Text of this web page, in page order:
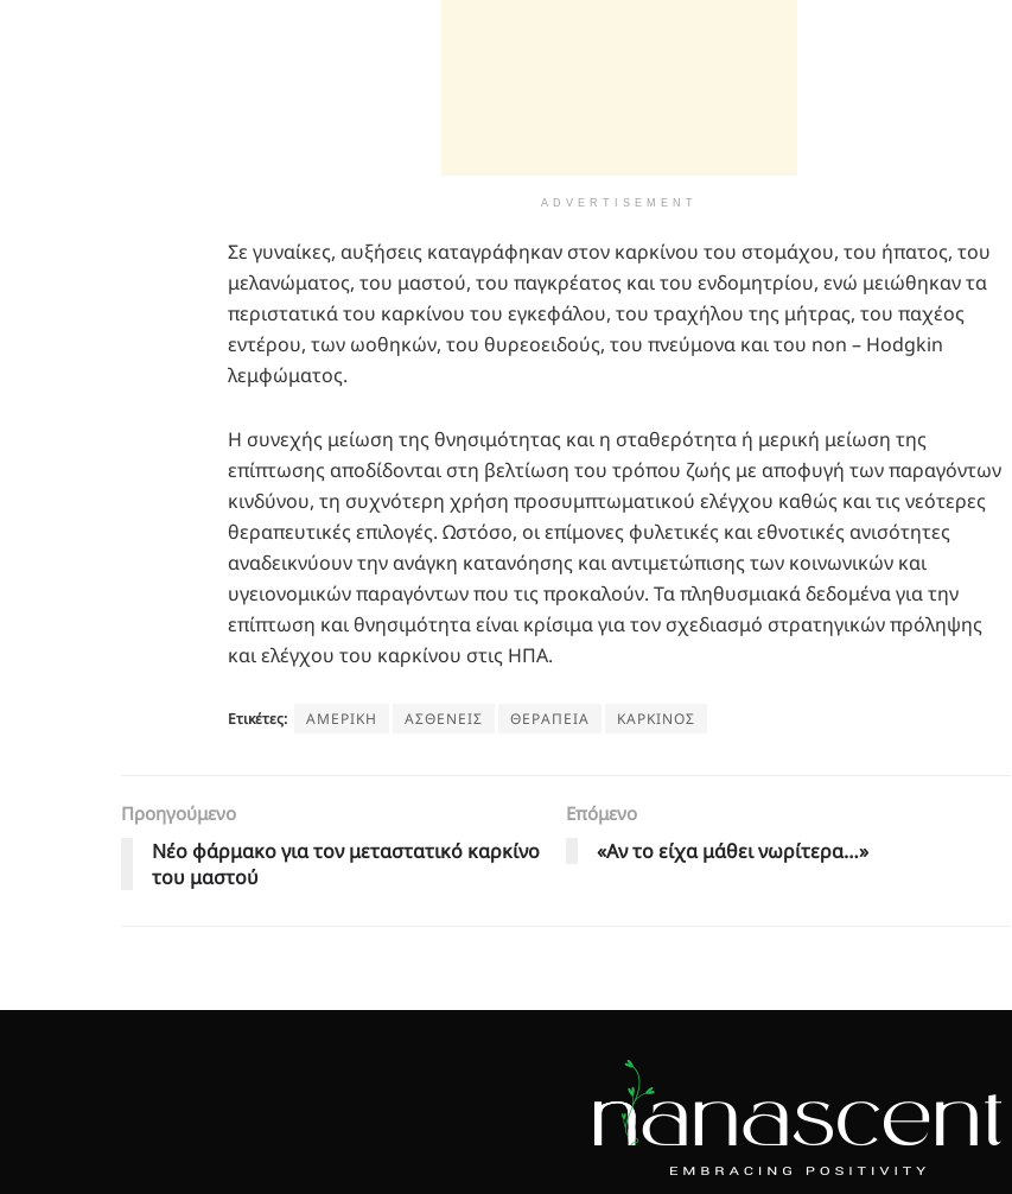
ADVERTISEMENT
Σε γυναίκες, αυξήσεις καταγράφηκαν στον καρκίνου του στομάχου, του ήπατος, του
μελανώματος, του μαστού, του παγκρέατος και του ενδομητρίου, ενώ μειώθηκαν τα
περιστατικά του καρκίνου του εγκεφάλου, του τραχήλου της μήτρας, του παχέος
εντέρου, των ωοθηκών, του θυρεοειδούς, του πνεύμονα και του non – Hodgkin
λεμφώματος.
Η συνεχής μείωση της θνησιμότητας και η σταθερότητα ή μερική μείωση της
επίπτωσης αποδίδονται στη βελτίωση του τρόπου ζωής με αποφυγή των παραγόντων
κινδύνου, τη συχνότερη χρήση προσυμπτωματικού ελέγχου καθώς και τις νεότερες
θεραπευτικές επιλογές. Ωστόσο, οι επίμονες φυλετικές και εθνοτικές ανισότητες
αναδεικνύουν την ανάγκη κατανόησης και αντιμετώπισης των κοινωνικών και
υγειονομικών παραγόντων που τις προκαλούν. Τα πληθυσμιακά δεδομένα για την
επίπτωση και θνησιμότητα είναι κρίσιμα για τον σχεδιασμό στρατηγικών πρόληψης
και ελέγχου του καρκίνου στις ΗΠΑ.
Ετικέτες: ΑΜΕΡΙΚΗ ΑΣΘΕΝΕΙΣ ΘΕΡΑΠΕΙΑ ΚΑΡΚΙΝΟΣ
Προηγούμενο
Νέο φάρμακο για τον μεταστατικό καρκίνο
του μαστού
Επόμενο
«Αν το είχα μάθει νωρίτερα…»